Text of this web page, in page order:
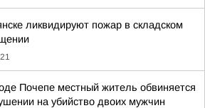
ликвидируют пожар в складском
Почепе местный житель обвиняется
на убийство двоих мужчин